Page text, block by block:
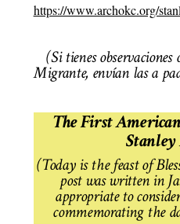
https://www.archokc.org/
(Si tienes
Migrante, envían las a
The First
(Today is the feast of
post was written in
appropriate to
commemorating the